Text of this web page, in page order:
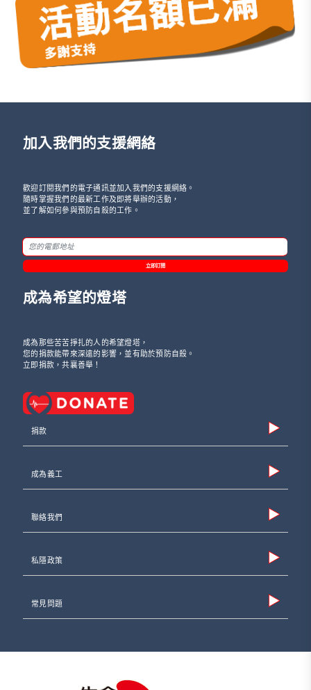
加入我們的支援網絡
歡迎訂閱我們的電子通訊並加入我們的支援網絡。
隨時掌握我們的最新工作及即將舉辦的活動，
並了解如何參與預防自殺的工作。
立即訂閱
成為希望的燈塔
成為那些苦苦掙扎的人的希望燈塔，
您的捐款能帶來深遠的影響，並有助於預防自殺。
立即捐款，共襄善舉！
捐款
成為義工
聯絡我們
私隱政策
常見問題